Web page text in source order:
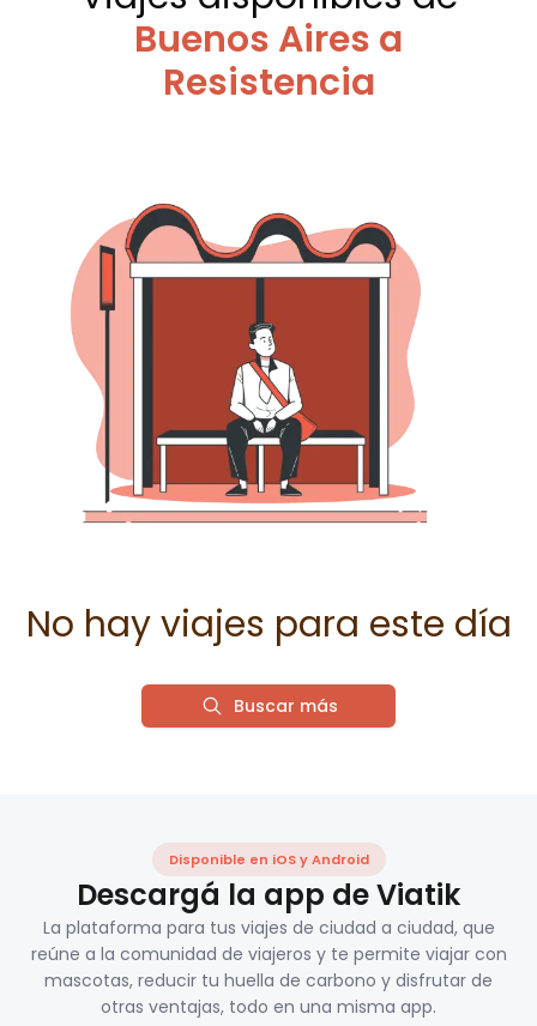
Buenos Aires a
Resistencia
No hay viajes para este día
Buscar más
Disponible en iOS y Android
Descargá la app de Viatik
La plataforma para tus viajes de ciudad a ciudad, que
reúne a la comunidad de viajeros y te permite viajar con
mascotas, reducir tu huella de carbono y disfrutar de
otras ventajas, todo en una misma app.